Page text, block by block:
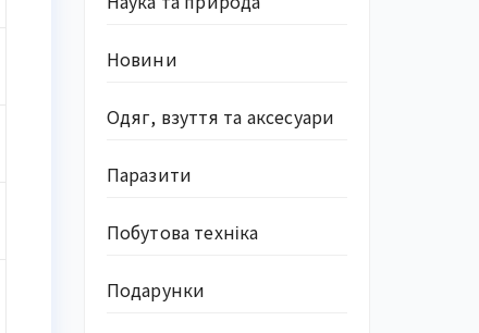
Новини
Одяг, взуття та аксесуари
Паразити
Побутова техніка
Подарунки